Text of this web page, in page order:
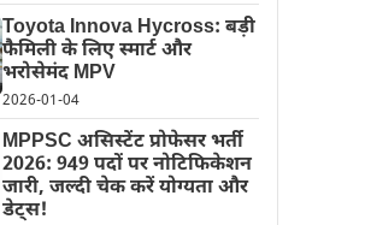
Toyota Innova Hycross: बड़ी
फैमिली के लिए स्मार्ट और
भरोसेमंद MPV
2026-01-04
MPPSC असिस्टेंट प्रोफेसर भर्ती
2026: 949 पदों पर नोटिफिकेशन
जारी, जल्दी चेक करें योग्यता और
डेट्स!